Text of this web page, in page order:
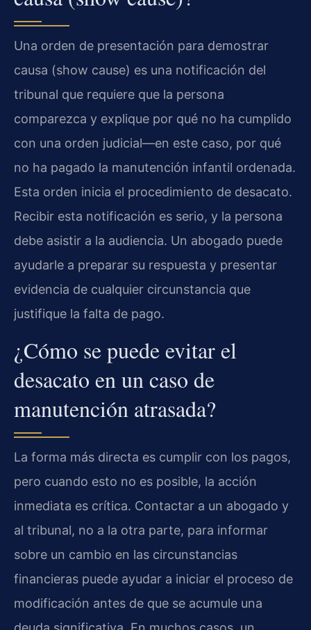
Una orden de presentación para demostrar
causa (show cause) es una notificación del
tribunal que requiere que la persona
comparezca y explique por qué no ha cumplido
con una orden judicial—en este caso, por qué
no ha pagado la manutención infantil ordenada.
Esta orden inicia el procedimiento de desacato.
Recibir esta notificación es serio, y la persona
debe asistir a la audiencia. Un abogado puede
ayudarle a preparar su respuesta y presentar
evidencia de cualquier circunstancia que
justifique la falta de pago.
¿Cómo se puede evitar el
desacato en un caso de
manutención atrasada?
La forma más directa es cumplir con los pagos,
pero cuando esto no es posible, la acción
inmediata es crítica. Contactar a un abogado y
al tribunal, no a la otra parte, para informar
sobre un cambio en las circunstancias
financieras puede ayudar a iniciar el proceso de
modificación antes de que se acumule una